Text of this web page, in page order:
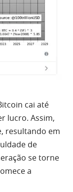
cai até
lucro. Assim,
resultando em
de
se torne
a